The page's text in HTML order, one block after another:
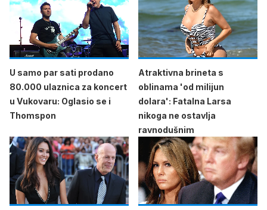
U samo par sati prodano
80.000 ulaznica za koncert
u Vukovaru: Oglasio se i
Thomspon
Atraktivna brineta s
oblinama 'od milijun
dolara': Fatalna Larsa
nikoga ne ostavlja
ravnodušnim